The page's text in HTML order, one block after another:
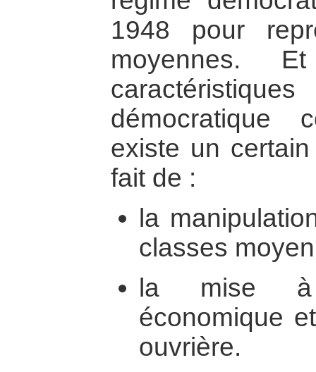
1948 pour
moyennes.
démocratique
existe un
fait de :
la
classes
la mise à
économique
ouvrière.